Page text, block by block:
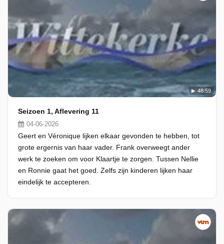
48:59
Seizoen 1, Aflevering 11
04-06-2026
Geert en Véronique lijken elkaar gevonden te hebben, tot
grote ergernis van haar vader. Frank overweegt ander
werk te zoeken om voor Klaartje te zorgen. Tussen Nellie
en Ronnie gaat het goed. Zelfs zijn kinderen lijken haar
eindelijk te accepteren.